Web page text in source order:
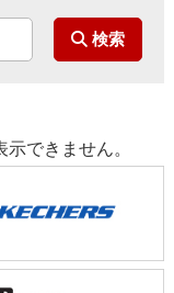
できません。